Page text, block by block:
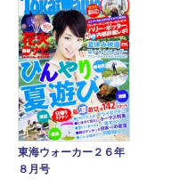
東海ウォーカー２６年
８月号